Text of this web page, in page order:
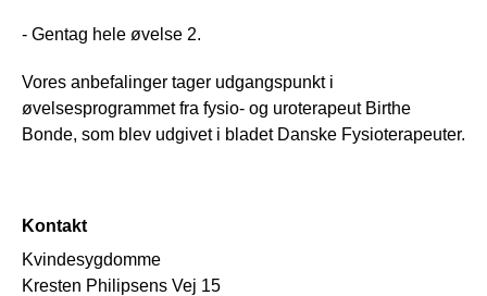
- Gentag hele øvelse 2.
Vores anbefalinger tager udgangspunkt i
øvelsesprogrammet fra fysio- og uroterapeut Birthe
Bonde, som blev udgivet i bladet Danske Fysioterapeuter.
Kontakt
Kvindesygdomme
Kresten Philipsens Vej 15